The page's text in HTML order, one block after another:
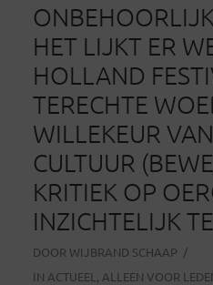
HET LIJKT ER
HOLLAND
TERECHTE
WILLEKEUR
CULTUUR
KRITIEK OP
INZICHTELIJK
DOOR WIJBRAND SCHAAP
IN ACTUEEL , ALLEEN VOOR